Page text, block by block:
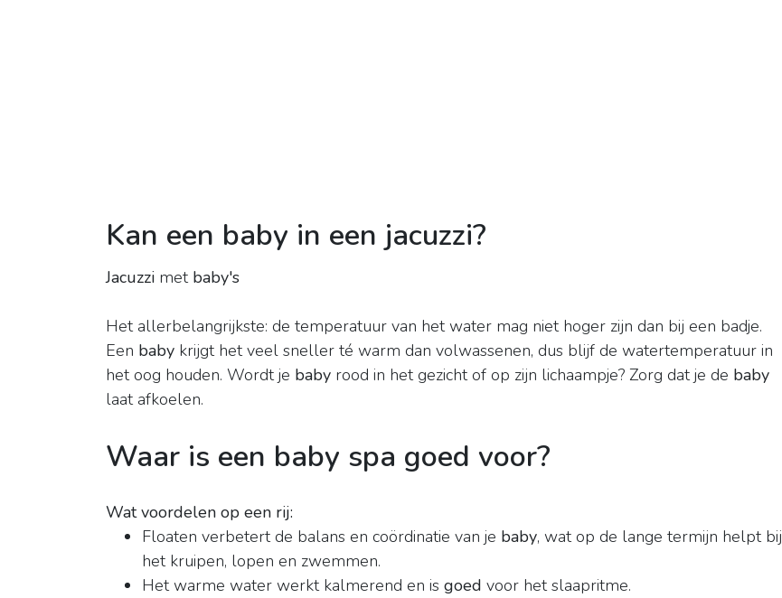
Kan een baby in een jacuzzi?
Jacuzzi met baby's
Het allerbelangrijkste: de temperatuur van het water mag niet hoger zijn dan bij een badje.
Een baby krijgt het veel sneller té warm dan volwassenen, dus blijf de watertemperatuur in
het oog houden. Wordt je baby rood in het gezicht of op zijn lichaampje? Zorg dat je de baby
laat afkoelen.
Waar is een baby spa goed voor?
Wat voordelen op een rij:
Floaten verbetert de balans en coördinatie van je baby, wat op de lange termijn helpt bij
het kruipen, lopen en zwemmen.
Het warme water werkt kalmerend en is goed voor het slaapritme.